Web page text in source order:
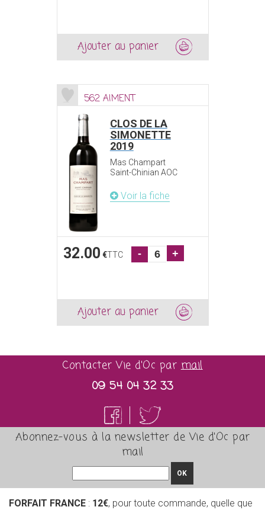
Ajouter au panier
562 AIMENT
CLOS DE LA
SIMONETTE
2019
Mas Champart
Saint-Chinian AOC
Voir la fiche
32.00 €TTC - +
Ajouter au panier
Contacter Vie d'Oc parmail
09 54 04 32 33
Abonnez-vous à la newsletter de Vie d'Oc par
mail
OK
FORFAIT FRANCE : 12€, pour toute commande, quelle que